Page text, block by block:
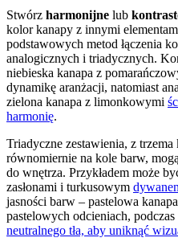
Stwórz harmonijne lub
kolor kanapy z innymi
podstawowych metod łączenia
analogicznych i triadycznych.
niebieska kanapa z
dynamikę aranżacji, natomiast
zielona kanapa z limonkowymi
harmonię.
Triadyczne zestawienia, z
równomiernie na kole barw,
do wnętrza. Przykładem może
zasłonami i turkusowym
jasności barw – pastelowa
pastelowych odcieniach,
neutralnego tła, aby uniknąć